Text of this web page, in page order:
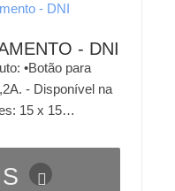
- DNI
•Botão para
- Disponível na
15 x 15…